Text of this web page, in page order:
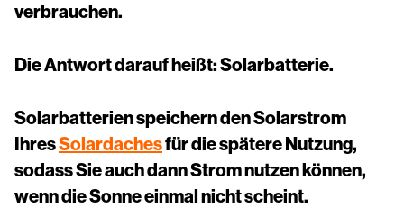
verbrauchen.
Die Antwort darauf heißt: Solarbatterie.
Solarbatterien speichern den Solarstrom
IhresSolardachesfür die spätere Nutzung,
sodass Sie auch dann Strom nutzen können,
wenn die Sonne einmal nicht scheint.